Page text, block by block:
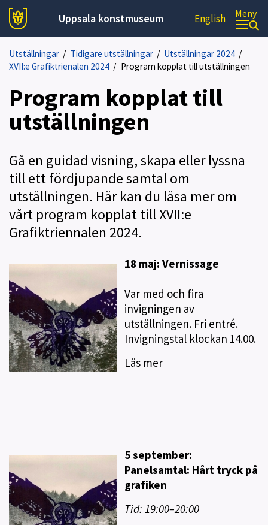
Uppsala konstmuseum English Meny
Utställningar / Tidigare utställningar/ Utställningar 2024 /
XVII:e Grafiktrienalen 2024 / Program kopplat till utställningen
Program kopplat till
utställningen
Gå en guidad visning, skapa eller lyssna
till ett fördjupande samtal om
utställningen. Här kan du läsa mer om
vårt program kopplat till XVII:e
Grafiktriennalen 2024.
18 maj: Vernissage
Var med och fira
invigningen av
utställningen. Fri entré.
Invigningstal klockan 14.00.
Läs mer
5 september:
Panelsamtal: Hårt tryck på
grafiken
Tid: 19:00–20:00